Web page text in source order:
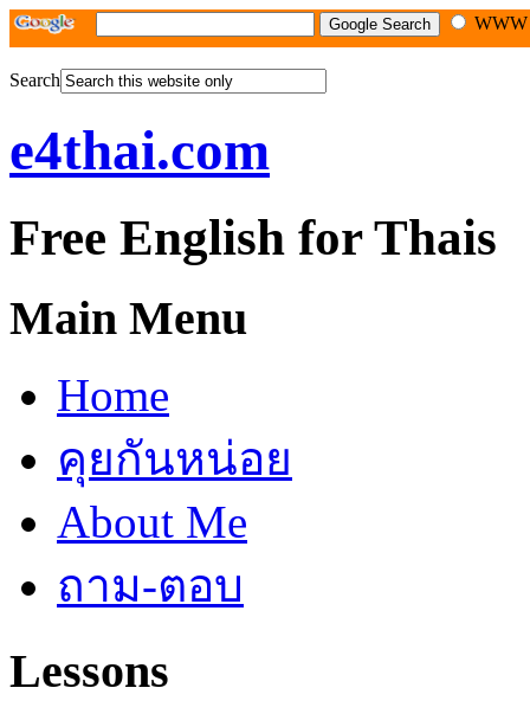
Search
e4thai.com
Free English for Thais
Main Menu
Home
คุยกันหน่อย
About Me
ถาม-ตอบ
Lessons